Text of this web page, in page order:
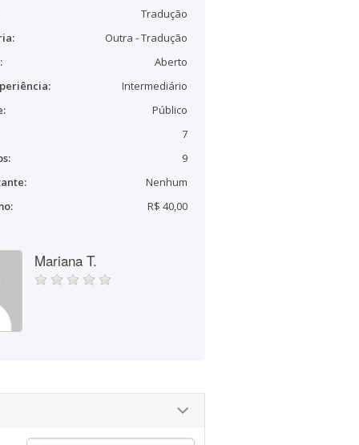
Tradução
Outra - Tradução
Aberto
Intermediário
Público
7
9
Nenhum
R$ 40,00
Mariana T.